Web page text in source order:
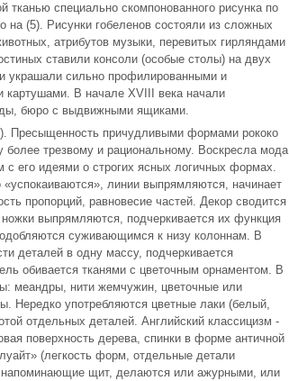
тканью специально скомпонованного рисунка по
на (5). Рисунки гобеленов состояли из сложных
атрибутов музыки, перевитых гирляндами
ставили консоли (особые столы) на двух
украшали сильно профилированными и
картушами. В начале ХVIII века начали
бюро с выдвижными ящиками.
Пресыщенность причудливыми формами рококо
более трезвому и рациональному. Воскресла мода
с его идеями о строгих ясных логичных формах.
линии выпрямляются, начинает
пропорций, равновесие частей. Декор сводится
выпрямляются, подчеркивается их функция
суживающимся к низу колоннам. В
деталей в одну массу, подчеркивается
обивается тканями с цветочным орнаментом. В
меандры, нити жемчужин, цветочные или
Нередко употребляются цветные лаки (белый,
отдельных деталей. Английский классицизм -
поверхность дерева, спинки в форме античной
(легкость форм, отдельные детали
напоминающие щит, делаются или ажурными, или